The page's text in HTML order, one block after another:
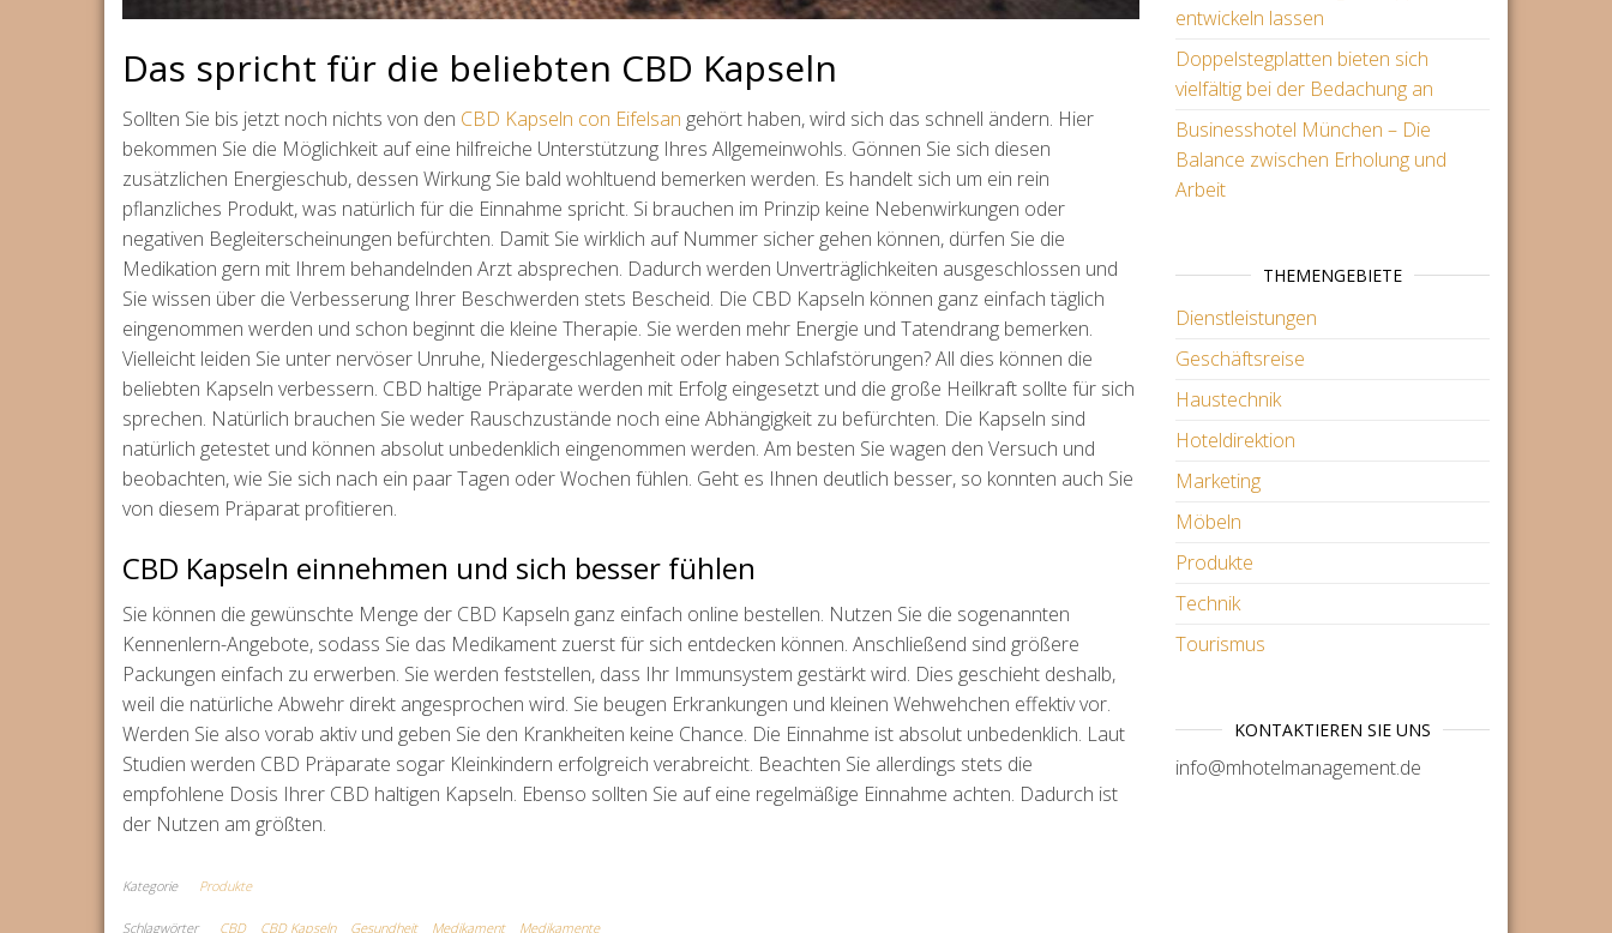
Das spricht für die beliebten CBD Kapseln
Sollten Sie bis jetzt noch nichts von den CBD Kapseln con Eifelsan gehört haben, wird sich das schnell ändern. Hier
bekommen Sie die Möglichkeit auf eine hilfreiche Unterstützung Ihres Allgemeinwohls. Gönnen Sie sich diesen
zusätzlichen Energieschub, dessen Wirkung Sie bald wohltuend bemerken werden. Es handelt sich um ein rein
pflanzliches Produkt, was natürlich für die Einnahme spricht. Si brauchen im Prinzip keine Nebenwirkungen oder
negativen Begleiterscheinungen befürchten. Damit Sie wirklich auf Nummer sicher gehen können, dürfen Sie die
Medikation gern mit Ihrem behandelnden Arzt absprechen. Dadurch werden Unverträglichkeiten ausgeschlossen und
Sie wissen über die Verbesserung Ihrer Beschwerden stets Bescheid. Die CBD Kapseln können ganz einfach täglich
eingenommen werden und schon beginnt die kleine Therapie. Sie werden mehr Energie und Tatendrang bemerken.
Vielleicht leiden Sie unter nervöser Unruhe, Niedergeschlagenheit oder haben Schlafstörungen? All dies können die
beliebten Kapseln verbessern. CBD haltige Präparate werden mit Erfolg eingesetzt und die große Heilkraft sollte für sich
sprechen. Natürlich brauchen Sie weder Rauschzustände noch eine Abhängigkeit zu befürchten. Die Kapseln sind
natürlich getestet und können absolut unbedenklich eingenommen werden. Am besten Sie wagen den Versuch und
beobachten, wie Sie sich nach ein paar Tagen oder Wochen fühlen. Geht es Ihnen deutlich besser, so konnten auch Sie
von diesem Präparat profitieren.
CBD Kapseln einnehmen und sich besser fühlen
Sie können die gewünschte Menge der CBD Kapseln ganz einfach online bestellen. Nutzen Sie die sogenannten
Kennenlern-Angebote, sodass Sie das Medikament zuerst für sich entdecken können. Anschließend sind größere
Packungen einfach zu erwerben. Sie werden feststellen, dass Ihr Immunsystem gestärkt wird. Dies geschieht deshalb,
weil die natürliche Abwehr direkt angesprochen wird. Sie beugen Erkrankungen und kleinen Wehwehchen effektiv vor.
Werden Sie also vorab aktiv und geben Sie den Krankheiten keine Chance. Die Einnahme ist absolut unbedenklich. Laut
Studien werden CBD Präparate sogar Kleinkindern erfolgreich verabreicht. Beachten Sie allerdings stets die
empfohlene Dosis Ihrer CBD haltigen Kapseln. Ebenso sollten Sie auf eine regelmäßige Einnahme achten. Dadurch ist
der Nutzen am größten.
Kategorie Produkte
Schlagwörter CBD CBD Kapseln Gesundheit Medikament Medikamente
entwickeln lassen
Doppelstegplatten bieten sich
vielfältig bei der Bedachung an
Businesshotel München – Die
Balance zwischen Erholung und
Arbeit
THEMENGEBIETE
Dienstleistungen
Geschäftsreise
Haustechnik
Hoteldirektion
Marketing
Möbeln
Produkte
Technik
Tourismus
KONTAKTIEREN SIE UNS
info@mhotelmanagement.de